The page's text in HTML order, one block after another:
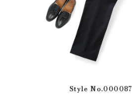
Style No.000087